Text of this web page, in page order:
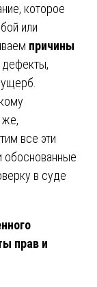
которое
или
причины
дефекты,
же,
все эти
обоснованные
в суде
прав и